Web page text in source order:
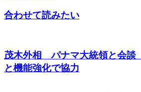
合わせて読みたい
茂木外相 パナマ大統領と会談
と機能強化で協力